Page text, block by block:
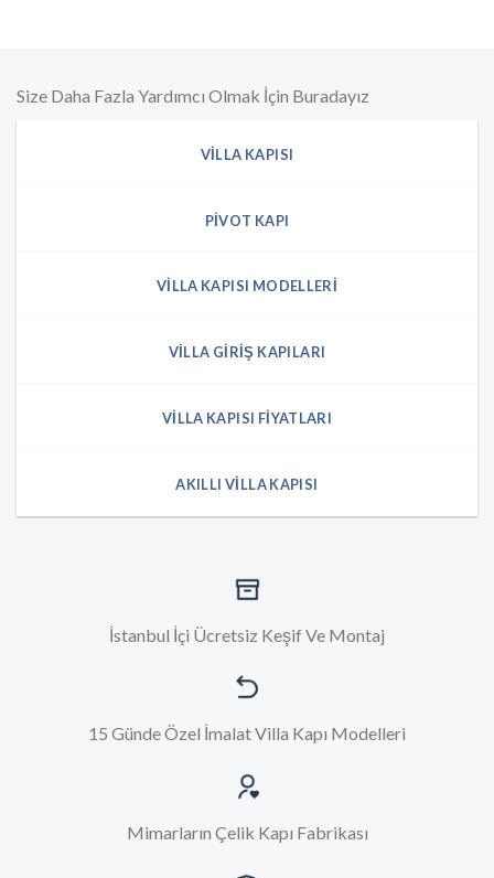
Size Daha Fazla Yardımcı Olmak İçin Buradayız
VILLA KAPISI
PIVOT KAPI
VILLA KAPISI MODELLERI
VILLA GIRIŞ KAPILARI
VILLA KAPISI FIYATLARI
AKILLI VILLA KAPISI
İstanbul İçi Ücretsiz Keşif Ve Montaj
15 Günde Özel İmalat Villa Kapı Modelleri
Mimarların Çelik Kapı Fabrikası